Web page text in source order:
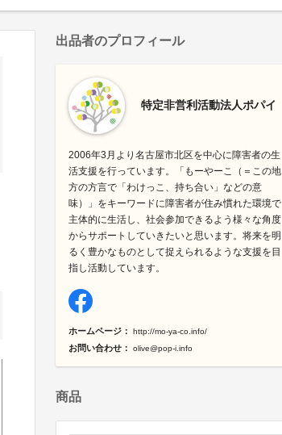
出品者のプロフィール
特定非営利活動法人ポパイ
2006年3月より名古屋市北区を中心に障害者の生
活支援を行っています。「もーやーこ（＝この地
方の方言で「わけっこ、持ち合い」などの意
味）」をキーワードに障害者が住み慣れた環境で
主体的に生活し、社会参加できるよう様々な角度
からサポートしていきたいと思います。将来を明
るく豊かなものとして捉えられるような支援を目
指し活動しています。
ホームページ： http://mo-ya-co.info/
お問い合わせ： olive@pop-i.info
商品